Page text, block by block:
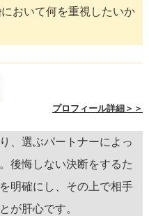
おいて何を重視したいか
プロフィール詳細＞＞
、選ぶパートナーによっ
後悔しない決断をするた
明確にし、その上で相手
が肝心です。